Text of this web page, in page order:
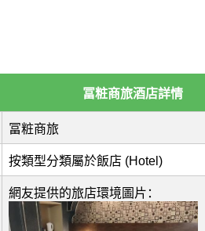
冨粧商旅酒店詳情
冨粧商旅
按類型分類屬於飯店 (Hotel)
網友提供的旅店環境圖片：